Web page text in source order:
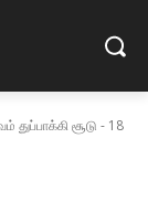
துப்பாக்கி சூடு - 18